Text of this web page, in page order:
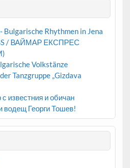
Bulgarische Rhythmen in Jena
/ ВАЙМАР ЕКСПРЕС
Volkstänze
Tanzgruppe „Gizdava
с известния и обичан
водещ Георги Тошев!